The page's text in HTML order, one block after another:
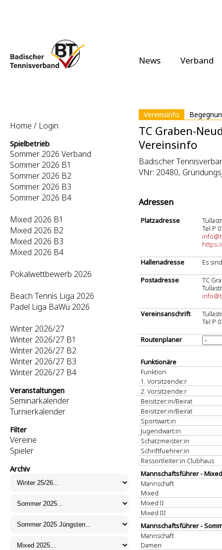
News Verband
Vereinsinfo
Home / Login
Spielbetrieb
Sommer 2026 Verband
Sommer 2026 B1
Sommer 2026 B2
Sommer 2026 B3
Sommer 2026 B4
Mixed 2026 B1
Mixed 2026 B2
Mixed 2026 B3
Mixed 2026 B4
Pokalwettbewerb 2026
Beach Tennis Liga 2026
Padel Liga BaWü 2026
Winter 2026/27
Winter 2026/27 B1
Winter 2026/27 B2
Winter 2026/27 B3
Winter 2026/27 B4
Veranstaltungen
Seminarkalender
Turnierkalender
Filter
Vereine
Spieler
Archiv
TC Graben-
Vereinsinfo
Badischer
VNr: 20480,
Adressen
Platzadresse
Tel P
Hallenadresse
Es
Postadresse
TC
Vereinsanschrift
Tel P
Routenplaner
Funktionäre
Funktion
1. Vorsitzende:r
2. Vorsitzende:r
Beisitzer:in/Beirat
Beisitzer:in/Beirat
Sportwart:in
Jugendwart:in
Schatzmeister:in
Schriftfuehrer:in
Ressortleiter:in Clubhaus
Mannschaftsführer -
Mannschaft
Mixed
Mixed II
Mixed III
Mannschaftsführer -
Mannschaft
Damen